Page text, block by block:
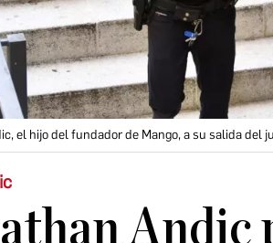
el hijo del fundador de Mango, a su salida del
Andic